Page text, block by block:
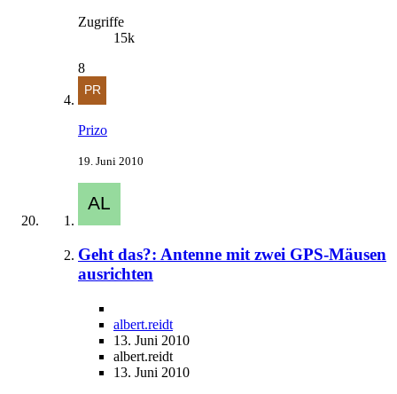
Zugriffe
15k
8
Prizo
19. Juni 2010
Geht das?: Antenne mit zwei GPS-Mäusen
ausrichten
albert.reidt
13. Juni 2010
albert.reidt
13. Juni 2010